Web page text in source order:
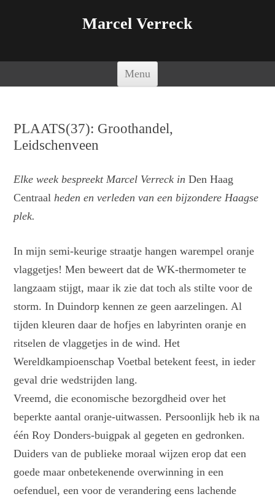
Marcel Verreck
Menu
PLAATS(37): Groothandel,
Leidschenveen
Elke week bespreekt Marcel Verreck in Den Haag
Centraal heden en verleden van een bijzondere Haagse
plek.
In mijn semi-keurige straatje hangen warempel oranje
vlaggetjes! Men beweert dat de WK-thermometer te
langzaam stijgt, maar ik zie dat toch als stilte voor de
storm. In Duindorp kennen ze geen aarzelingen. Al
tijden kleuren daar de hofjes en labyrinten oranje en
ritselen de vlaggetjes in de wind. Het
Wereldkampioenschap Voetbal betekent feest, in ieder
geval drie wedstrijden lang.
Vreemd, die economische bezorgdheid over het
beperkte aantal oranje-uitwassen. Persoonlijk heb ik na
één Roy Donders-buigpak al gegeten en gedronken.
Duiders van de publieke moraal wijzen erop dat een
goede maar onbetekenende overwinning in een
oefenduel, een voor de verandering eens lachende